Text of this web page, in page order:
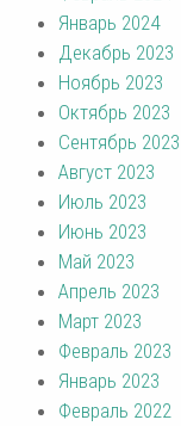
Январь 2024
Декабрь 2023
Ноябрь 2023
Октябрь 2023
Сентябрь 2023
Август 2023
Июль 2023
Июнь 2023
Май 2023
Апрель 2023
Март 2023
Февраль 2023
Январь 2023
Февраль 2022